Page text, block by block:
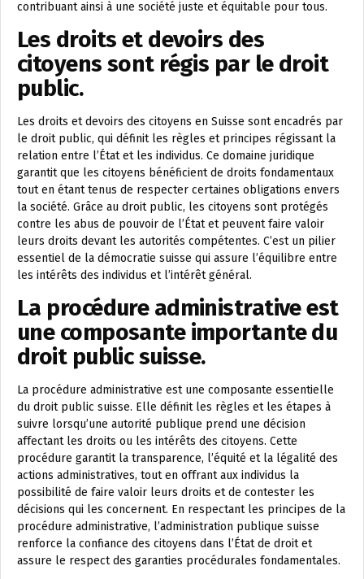
contribuant ainsi à une société juste et équitable pour tous.
Les droits et devoirs des
citoyens sont régis par le droit
public.
Les droits et devoirs des citoyens en Suisse sont encadrés par
le droit public, qui définit les règles et principes régissant la
relation entre l’État et les individus. Ce domaine juridique
garantit que les citoyens bénéficient de droits fondamentaux
tout en étant tenus de respecter certaines obligations envers
la société. Grâce au droit public, les citoyens sont protégés
contre les abus de pouvoir de l’État et peuvent faire valoir
leurs droits devant les autorités compétentes. C’est un pilier
essentiel de la démocratie suisse qui assure l’équilibre entre
les intérêts des individus et l’intérêt général.
La procédure administrative est
une composante importante du
droit public suisse.
La procédure administrative est une composante essentielle
du droit public suisse. Elle définit les règles et les étapes à
suivre lorsqu’une autorité publique prend une décision
affectant les droits ou les intérêts des citoyens. Cette
procédure garantit la transparence, l’équité et la légalité des
actions administratives, tout en offrant aux individus la
possibilité de faire valoir leurs droits et de contester les
décisions qui les concernent. En respectant les principes de la
procédure administrative, l’administration publique suisse
renforce la confiance des citoyens dans l’État de droit et
assure le respect des garanties procédurales fondamentales.